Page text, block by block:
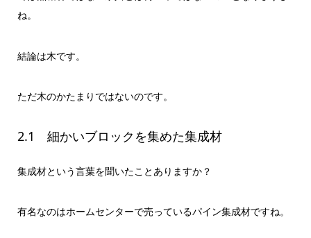
ね。
結論は木です。
ただ木のかたまりではないのです。
2.1 細かいブロックを集めた集成材
集成材という言葉を聞いたことありますか？
有名なのはホームセンターで売っているパイン集成材ですね。